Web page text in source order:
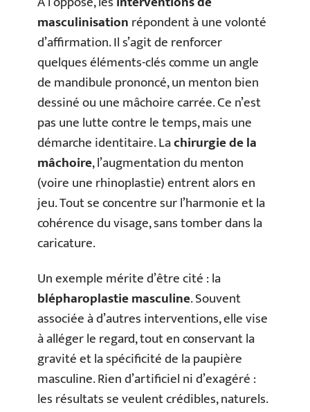
masculinisationrépondent à une volonté
d’affirmation. Il s’agit de renforcer
quelques éléments-clés comme un angle
de mandibule prononcé, un menton bien
dessiné ou une mâchoire carrée. Ce n’est
pas une lutte contre le temps, mais une
démarche identitaire. Lachirurgie de la
mâchoire, l’augmentation du menton
(voire une rhinoplastie) entrent alors en
jeu. Tout se concentre sur l’harmonie et la
cohérence du visage, sans tomber dans la
caricature.
Un exemple mérite d’être cité : la
blépharoplastie masculine. Souvent
associée à d’autres interventions, elle vise
à alléger le regard, tout en conservant la
gravité et la spécificité de la paupière
masculine. Rien d’artificiel ni d’exagéré :
les résultats se veulent crédibles, naturels.